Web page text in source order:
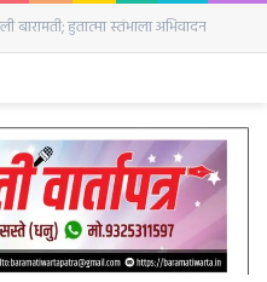
दिवशी २५ घोडे दाखल